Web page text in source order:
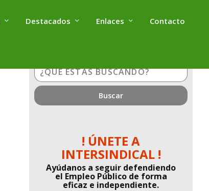
Destacados Enlaces Contacto
¿Qué
estás
buscando?
! ÚNETE A
INTERSINDICAL !
Ayúdanos a seguir defendiendo
el Empleo Público de forma
eficaz e independiente.